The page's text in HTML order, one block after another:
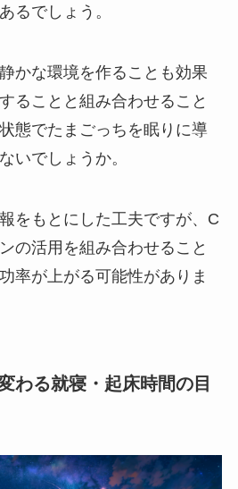
るでしょう。
かな環境を作ることも効果
ることと組み合わせること
態でたまごっちを眠りに導
いでしょうか。
をもとにした工夫ですが、C
の活用を組み合わせること
率が上がる可能性がありま
わる就寝・起床時間の目